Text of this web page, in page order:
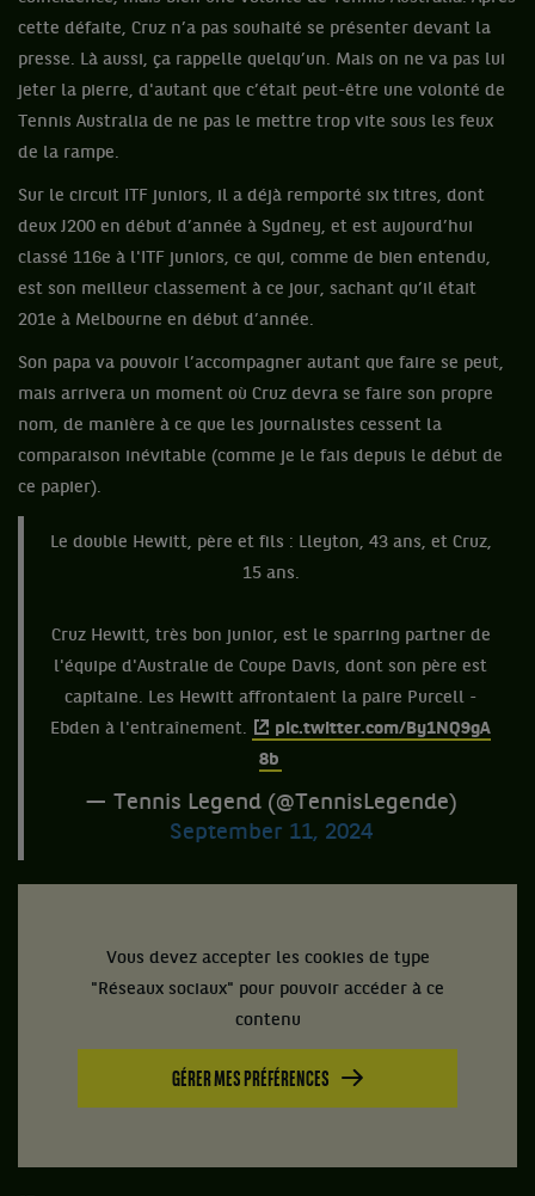
cette défaite, Cruz n’a pas souhaité se présenter devant la
presse. Là aussi, ça rappelle quelqu’un. Mais on ne va pas lui
jeter la pierre, d'autant que c’était peut-être une volonté de
Tennis Australia de ne pas le mettre trop vite sous les feux
de la rampe.
Sur le circuit ITF juniors, il a déjà remporté six titres, dont
deux J200 en début d’année à Sydney, et est aujourd’hui
classé 116e à l'ITF juniors, ce qui, comme de bien entendu,
est son meilleur classement à ce jour, sachant qu’il était
201e à Melbourne en début d’année.
Son papa va pouvoir l’accompagner autant que faire se peut,
mais arrivera un moment où Cruz devra se faire son propre
nom, de manière à ce que les journalistes cessent la
comparaison inévitable (comme je le fais depuis le début de
ce papier).
Le double Hewitt, père et fils : Lleyton, 43 ans, et Cruz,
15 ans.
Cruz Hewitt, très bon junior, est le sparring partner de
l'équipe d'Australie de Coupe Davis, dont son père est
capitaine. Les Hewitt affrontaient la paire Purcell -
Ebden à l'entraînement.
pic.twitter.com/By1NQ9gA
8b
— Tennis Legend (@TennisLegende)
September 11, 2024
Vous devez accepter les cookies de type
"Réseaux sociaux" pour pouvoir accéder à ce
contenu
GÉRER MES PRÉFÉRENCES